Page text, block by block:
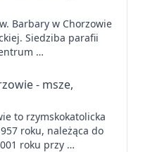
Barbary w Chorzowie
Siedziba parafii
…
- msze,
to rzymskokatolicka
roku, należąca do
roku przy …